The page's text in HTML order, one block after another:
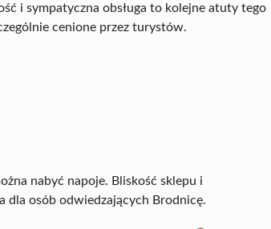
i sympatyczna obsługa to kolejne atuty tego
cenione przez turystów.
nabyć napoje. Bliskość sklepu i
dla osób odwiedzających Brodnicę.